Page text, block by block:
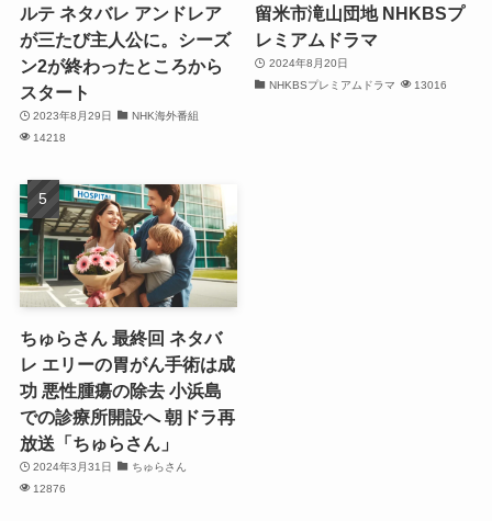
ルテ ネタバレ アンドレア
が三たび主人公に。シーズ
ン2が終わったところから
スタート
2023年8月29日
NHK海外番組
14218
留米市滝山団地 NHKBSプ
レミアムドラマ
2024年8月20日
NHKBSプレミアムドラマ
13016
ちゅらさん 最終回 ネタバ
レ エリーの胃がん手術は成
功 悪性腫瘍の除去 小浜島
での診療所開設へ 朝ドラ再
放送「ちゅらさん」
2024年3月31日
ちゅらさん
12876